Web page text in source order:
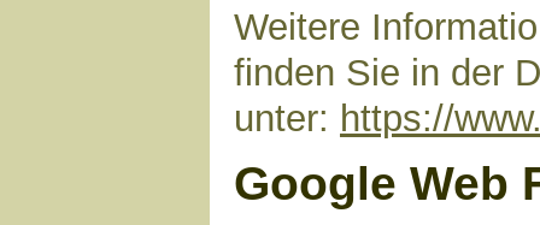
Weitere
finden Sie in der
unter: https://
Google Web